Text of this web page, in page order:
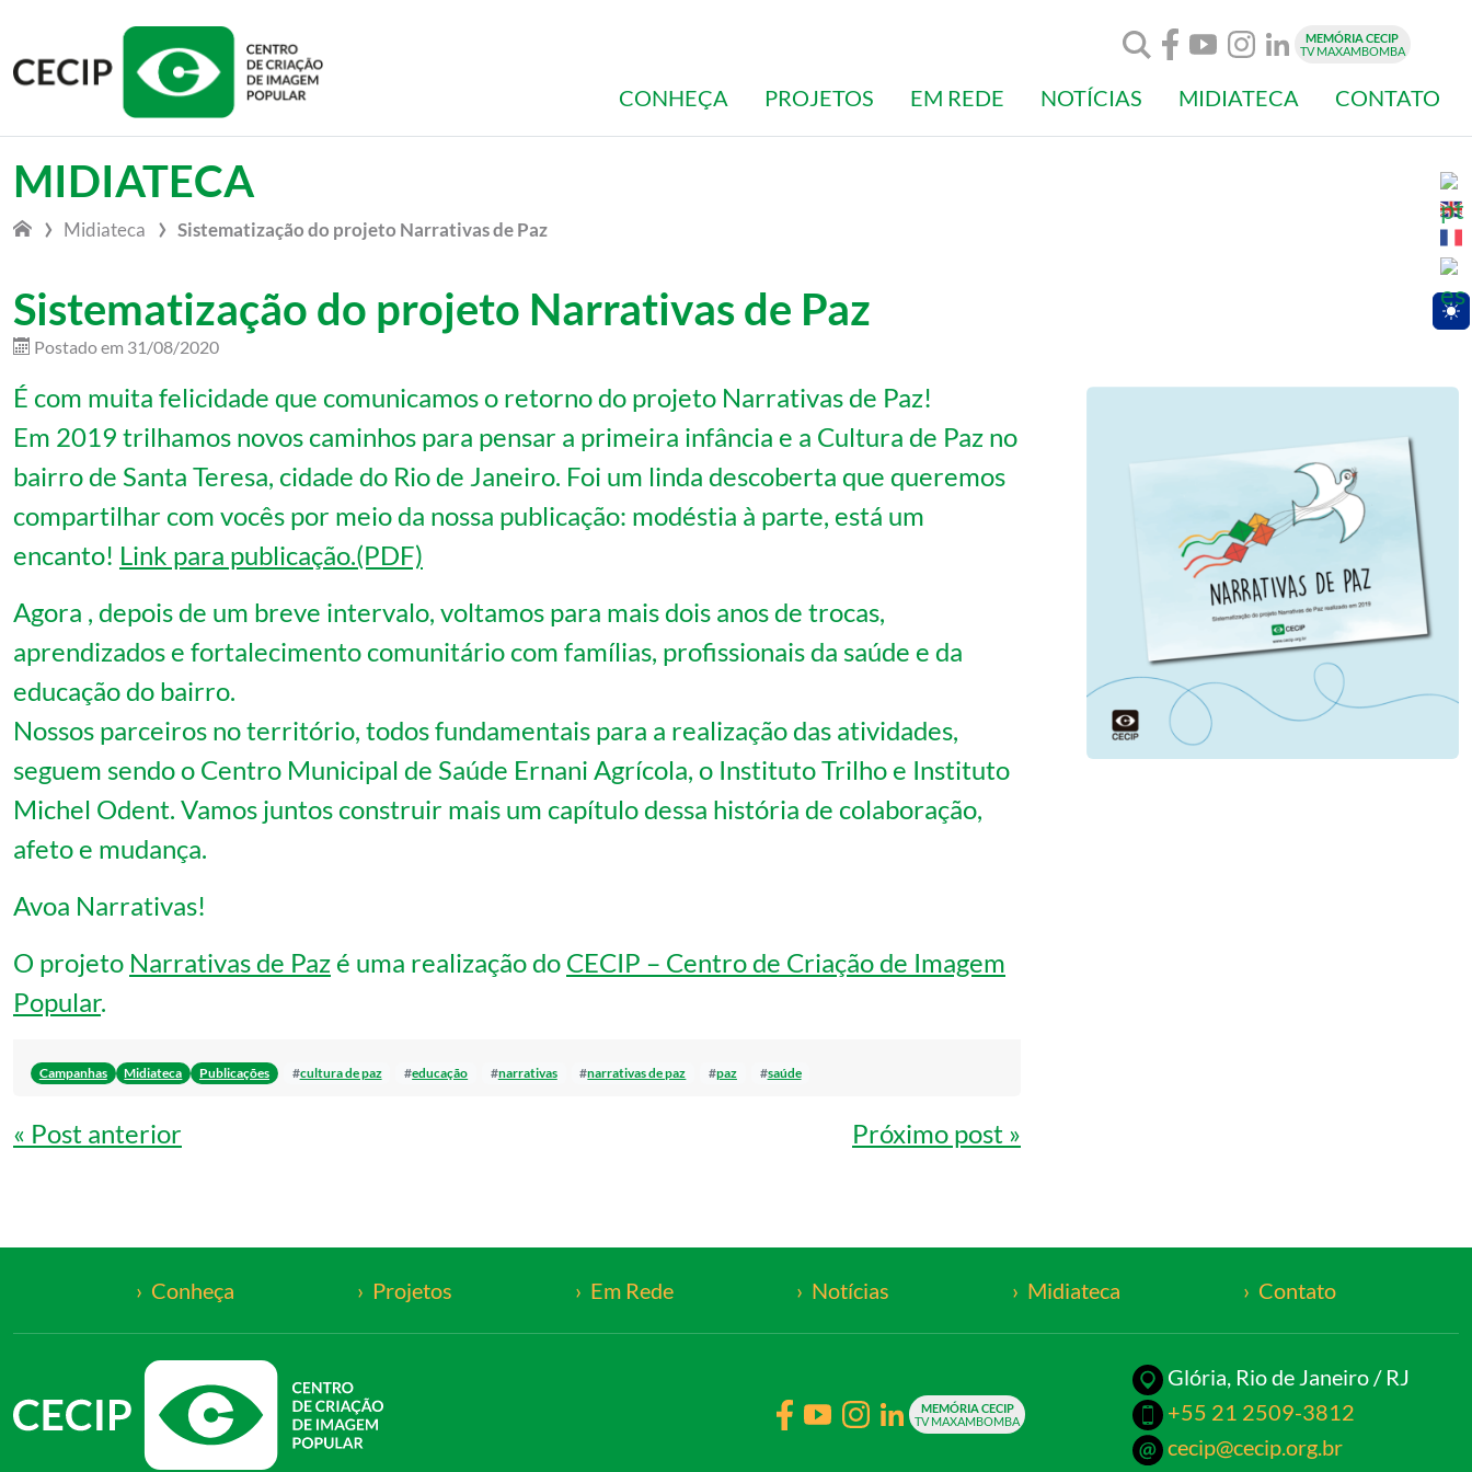
Vá para o conteúdo
MEMÓRIA CECIP
TV MAXAMBOMBA
CONHEÇA PROJETOS EM REDE NOTÍCIAS MIDIATECA CONTATO
MIDIATECA
Midiateca Sistematização do projeto Narrativas de Paz
Sistematização do projeto Narrativas de Paz
Postado em 31/08/2020
É com muita felicidade que comunicamos o retorno do projeto Narrativas de Paz!
Em 2019 trilhamos novos caminhos para pensar a primeira infância e a Cultura de Paz no
bairro de Santa Teresa, cidade do Rio de Janeiro. Foi um linda descoberta que queremos
compartilhar com vocês por meio da nossa publicação: modéstia à parte, está um
encanto! Link para publicação.
Agora , depois de um breve intervalo, voltamos para mais dois anos de trocas,
aprendizados e fortalecimento comunitário com famílias, profissionais da saúde e da
educação do bairro.
Nossos parceiros no território, todos fundamentais para a realização das atividades,
seguem sendo o Centro Municipal de Saúde Ernani Agrícola, o Instituto Trilho e Instituto
Michel Odent. Vamos juntos construir mais um capítulo dessa história de colaboração,
afeto e mudança.
Avoa Narrativas!
O projeto Narrativas de Paz é uma realização do CECIP – Centro de Criação de Imagem
Popular.
Campanhas Midiateca Publicações #cultura de paz #educação #narrativas #narrativas de paz #paz #saúde
Navegação de Post
« Post anterior Próximo post »
MEMÓRIA CECIP
TV MAXAMBOMBA
Glória, Rio de Janeiro / RJ
+55 21 2509-3812
cecip@cecip.org.br
Conheça Projetos Em Rede Notícias Midiateca Contato